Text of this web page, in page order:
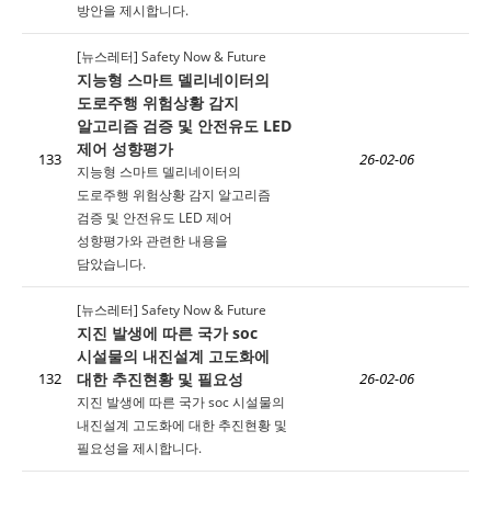
방안을 제시합니다.
133
[뉴스레터] Safety Now & Future
지능형 스마트 델리네이터의
도로주행 위험상황 감지
알고리즘 검증 및 안전유도 LED
제어 성향평가
지능형 스마트 델리네이터의
도로주행 위험상황 감지 알고리즘
검증 및 안전유도 LED 제어
성향평가와 관련한 내용을
담았습니다.
26-02-06
132
[뉴스레터] Safety Now & Future
지진 발생에 따른 국가 soc
시설물의 내진설계 고도화에
대한 추진현황 및 필요성
지진 발생에 따른 국가 soc 시설물의
내진설계 고도화에 대한 추진현황 및
필요성을 제시합니다.
26-02-06